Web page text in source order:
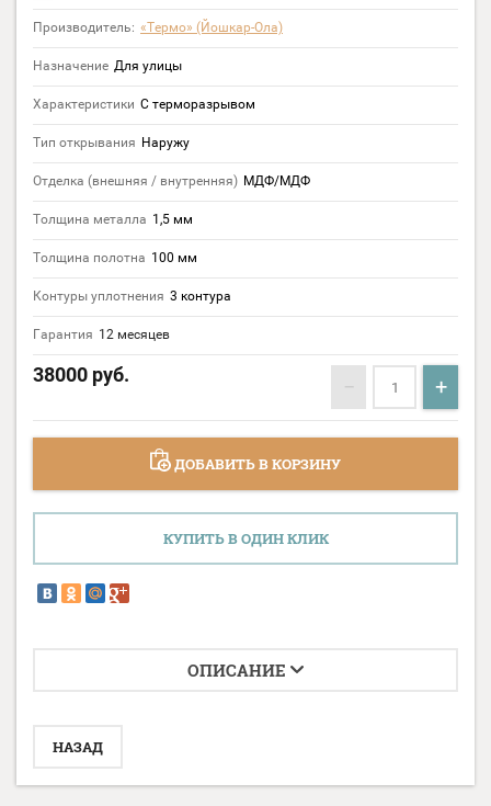
Производитель: «Термо» (Йошкар-Ола)
Назначение Для улицы
Характеристики С терморазрывом
Тип открывания Наружу
Отделка (внешняя / внутренняя) МДФ/МДФ
Толщина металла 1,5 мм
Толщина полотна 100 мм
Контуры уплотнения 3 контура
Гарантия 12 месяцев
38000 руб. − +
ДОБАВИТЬ В КОРЗИНУ
КУПИТЬ В ОДИН КЛИК
ОПИСАНИЕ
НАЗАД